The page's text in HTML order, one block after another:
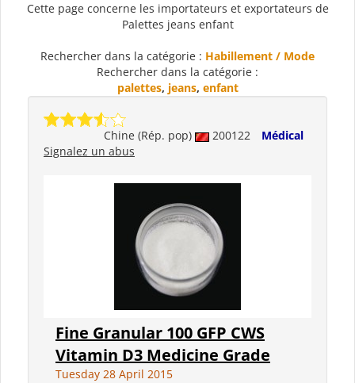
Cette page concerne les importateurs et exportateurs de
Palettes jeans enfant
Rechercher dans la catégorie : Habillement / Mode
Rechercher dans la catégorie :
palettes, jeans, enfant
Chine (Rép. pop) 200122
Médical
Signalez un abus
Fine Granular 100 GFP CWS
Vitamin D3 Medicine Grade
Tuesday 28 April 2015